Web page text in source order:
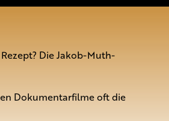
Die Jakob-Muth-
Dokumentarfilme oft die